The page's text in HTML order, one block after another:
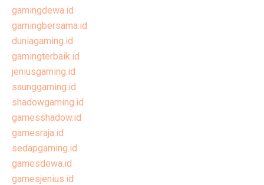
gamingdewa.id
gamingbersama.id
duniagaming.id
gamingterbaik.id
jeniusgaming.id
saunggaming.id
shadowgaming.id
gamesshadow.id
gamesraja.id
sedapgaming.id
gamesdewa.id
gamesjenius.id